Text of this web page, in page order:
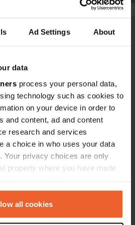
Ad Settings About
data
process your personal data,
technology such as cookies to
on your device in order to
and content, ad and content
research and services
a choice in who uses your data
Your privacy choices are only
property where you have made
Declaration or by clicking on
all cookies
tous les 46 avis
tu déjà venu ici ?
Italie